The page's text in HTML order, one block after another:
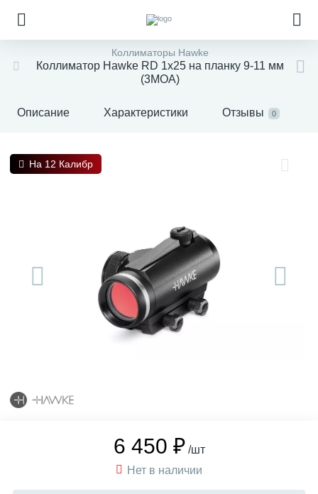
Коллиматоры Hawke
Коллиматор Hawke RD 1x25 на планку 9-11 мм
(3MOA)
Описание Характеристики Отзывы 0
На 12 Калибр
6 450 ₽ /шт
Нет в наличии